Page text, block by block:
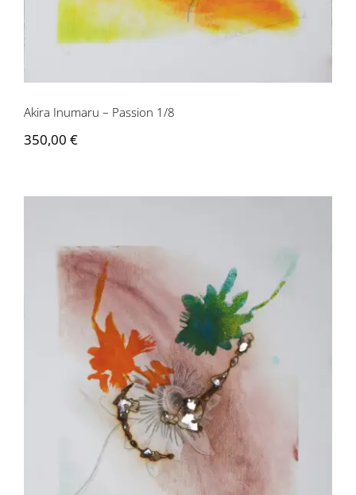
Akira Inumaru – Passion 1/8
350,00 €
Akira Inumaru – Passion 1/8